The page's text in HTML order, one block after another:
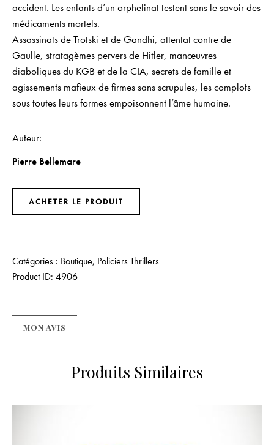
accident. Les enfants d’un orphelinat testent sans le savoir des
médicaments mortels.
Assassinats de Trotski et de Gandhi, attentat contre de
Gaulle, stratagèmes pervers de Hitler, manœuvres
diaboliques du KGB et de la CIA, secrets de famille et
agissements mafieux de firmes sans scrupules, les complots
sous toutes leurs formes empoisonnent l’âme humaine.
Auteur
Pierre Bellemare
ACHETER LE PRODUIT
Catégories : Boutique, Policiers Thrillers
Product ID: 4906
MON AVIS
Produits Similaires